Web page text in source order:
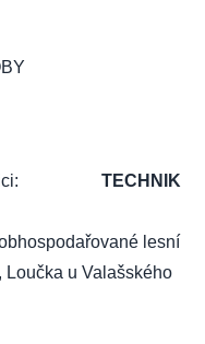
pozici: TECHNIK
lesní
Loučka u Valašského